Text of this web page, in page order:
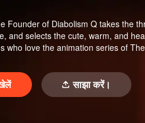
Founder of Diabolism Q takes the
and selects the cute, warm, and
who love the animation series of
साझा करें।